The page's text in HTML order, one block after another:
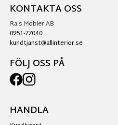
KONTAKTA OSS
Ra:s Möbler AB
0951-77040
kundtjanst@allinterior.se
FÖLJ OSS PÅ
HANDLA